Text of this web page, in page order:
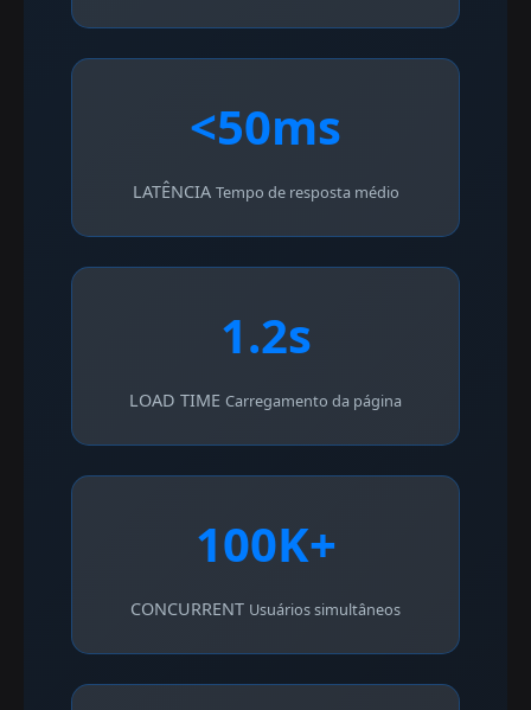
<50ms
LATÊNCIA Tempo de resposta médio
1.2s
LOAD TIME Carregamento da página
100K+
CONCURRENT Usuários simultâneos